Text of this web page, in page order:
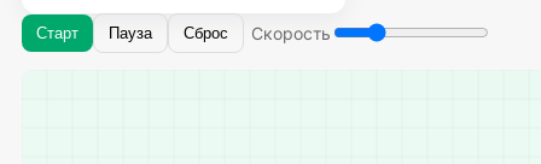
Старт Пауза Сброс Скорость